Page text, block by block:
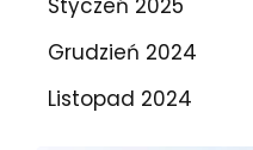
Grudzień 2024
Listopad 2024